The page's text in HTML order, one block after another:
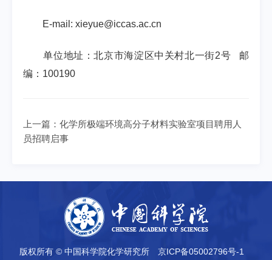
E-mail: xieyue@iccas.ac.cn
单位地址：北京市海淀区中关村北一街2号
邮
编： 100190
上一篇： 化学所极端环境高分子材料实验室项目聘用人
员招聘启事
版权所有 © 中国科学院化学研究所 京ICP备05002796号-1